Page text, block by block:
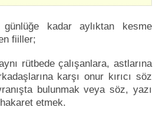
kadar aylıktan kesme
fiiller;
rütbede çalışanlara, astlarına
karşı onur kırıcı söz
bulunmak veya söz, yazı
etmek.